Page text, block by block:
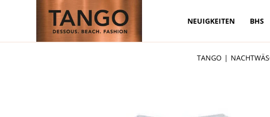
Zum Hauptinhalt springen
NEUIGKEITEN BHS
TANGO